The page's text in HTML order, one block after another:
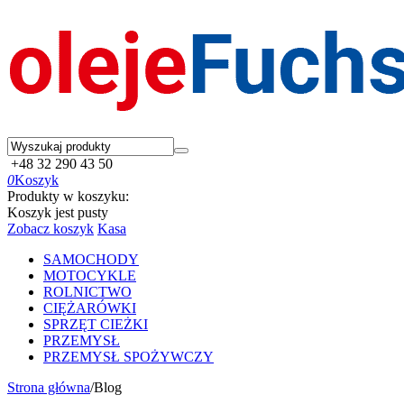
+48 32 290 43 50
0Koszyk
Produkty w koszyku:
Koszyk jest pusty
Zobacz koszyk Kasa
SAMOCHODY
MOTOCYKLE
ROLNICTWO
CIĘŻARÓWKI
SPRZĘT CIEŻKI
PRZEMYSŁ
PRZEMYSŁ SPOŻYWCZY
Strona główna/Blog